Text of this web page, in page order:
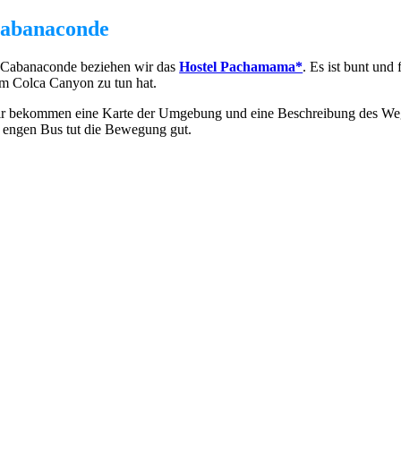
beziehen wir dasHostel Pachamama*. Es ist bunt und
Colca Canyon zu tun hat.
bekommen eine Karte der Umgebung und eine Beschreibung des
Bus tut die Bewegung gut.